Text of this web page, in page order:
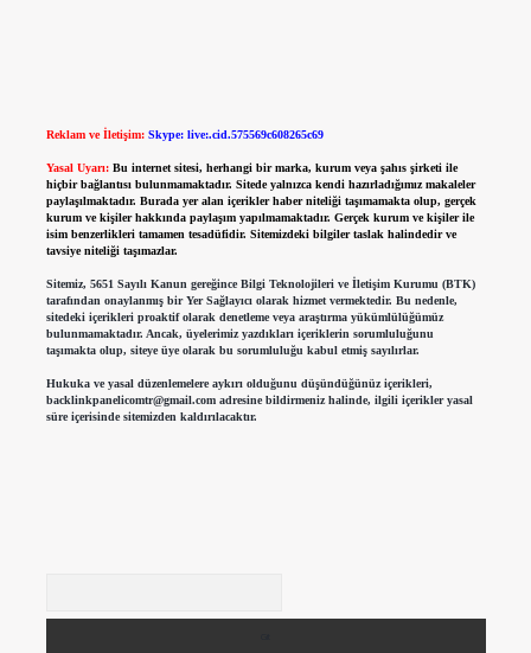
Reklam ve İletişim: Skype: live:.cid.575569c608265c69
Yasal Uyarı: Bu internet sitesi, herhangi bir marka, kurum veya şahıs şirketi ile
hiçbir bağlantısı bulunmamaktadır. Sitede yalnızca kendi hazırladığımız makaleler
paylaşılmaktadır. Burada yer alan içerikler haber niteliği taşımamakta olup, gerçek
kurum ve kişiler hakkında paylaşım yapılmamaktadır. Gerçek kurum ve kişiler ile
isim benzerlikleri tamamen tesadüfidir. Sitemizdeki bilgiler taslak halindedir ve
tavsiye niteliği taşımazlar.
Sitemiz, 5651 Sayılı Kanun gereğince Bilgi Teknolojileri ve İletişim Kurumu (BTK)
tarafından onaylanmış bir Yer Sağlayıcı olarak hizmet vermektedir. Bu nedenle,
sitedeki içerikleri proaktif olarak denetleme veya araştırma yükümlülüğümüz
bulunmamaktadır. Ancak, üyelerimiz yazdıkları içeriklerin sorumluluğunu
taşımakta olup, siteye üye olarak bu sorumluluğu kabul etmiş sayılırlar.
Hukuka ve yasal düzenlemelere aykırı olduğunu düşündüğünüz içerikleri,
backlinkpanelicomtr@gmail.comadresine bildirmeniz halinde, ilgili içerikler yasal
süre içerisinde sitemizden kaldırılacaktır.